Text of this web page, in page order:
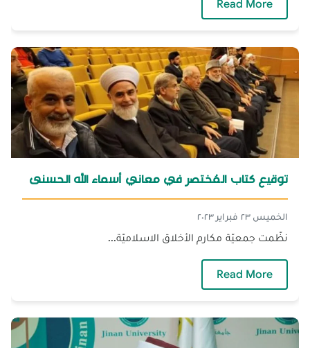
Read More
توقيع كتاب المُختصر في معاني أسماء الله الحسنى
الخميس ٢٣ فبراير ٢٠٢٣
نظّمت جمعيّة مكارم الأخلاق الاسلاميّة...
Read More